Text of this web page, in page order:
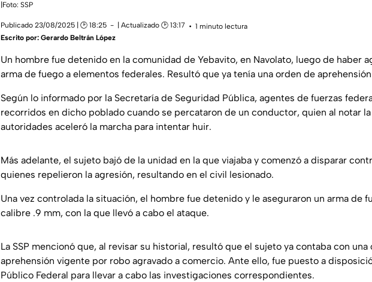
|Foto: SSP
Publicado 23/08/2025 | 🕑 18:25 | Actualizado 🕑 13:17
1 minuto lectura
Escrito por: Gerardo Beltrán López
Un hombre fue detenido en la comunidad de Yebavito, en Navolato, luego de haber
arma de fuego a elementos federales. Resultó que ya tenía una orden de
Según lo informado por la Secretaría de Seguridad Pública, agentes de fuerzas
recorridos en dicho poblado cuando se percataron de un conductor, quien al notar
autoridades aceleró la marcha para intentar huir.
Más adelante, el sujeto bajó de la unidad en la que viajaba y comenzó a disparar
quienes repelieron la agresión, resultando en el civil lesionado.
Una vez controlada la situación, el hombre fue detenido y le aseguraron un arma de
calibre .9 mm, con la que llevó a cabo el ataque.
La SSP mencionó que, al revisar su historial, resultó que el sujeto ya contaba con una
aprehensión vigente por robo agravado a comercio. Ante ello, fue puesto a
Público Federal para llevar a cabo las investigaciones correspondientes.